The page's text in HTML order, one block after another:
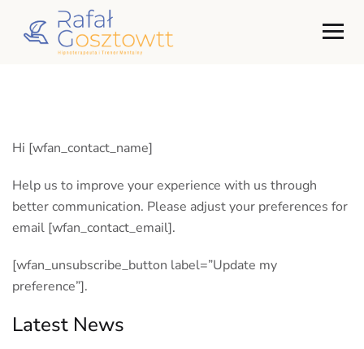
Hi [wfan_contact_name]
Help us to improve your experience with us through
better communication. Please adjust your preferences for
email [wfan_contact_email].
[wfan_unsubscribe_button label=”Update my
preference”].
Latest News